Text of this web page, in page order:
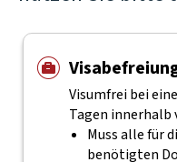
Visumfrei bei
Tagen innerhalb
Muss alle für
benötigten